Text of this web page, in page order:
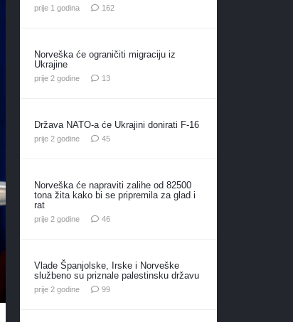
prije 1 godina 162komentara
Norveška će ograničiti migraciju iz
Ukrajine
prije 2 godine 13komentara
Država NATO-a će Ukrajini donirati F-16
prije 2 godine 45komentara
Norveška će napraviti zalihe od 82500
tona žita kako bi se pripremila za glad i
rat
prije 2 godine 46komentara
Vlade Španjolske, Irske i Norveške
službeno su priznale palestinsku državu
prije 2 godine 99komentara